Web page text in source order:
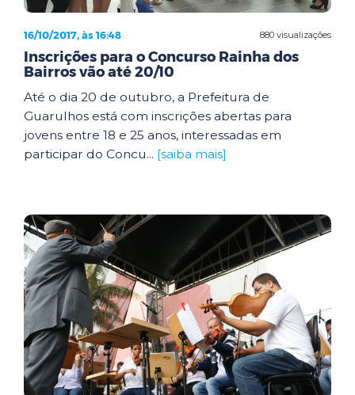
880 visualizações
16/10/2017, às 16:48
Inscrições para o Concurso Rainha dos
Bairros vão até 20/10
Até o dia 20 de outubro, a Prefeitura de
Guarulhos está com inscrições abertas para
jovens entre 18 e 25 anos, interessadas em
participar do Concu... [saiba mais]